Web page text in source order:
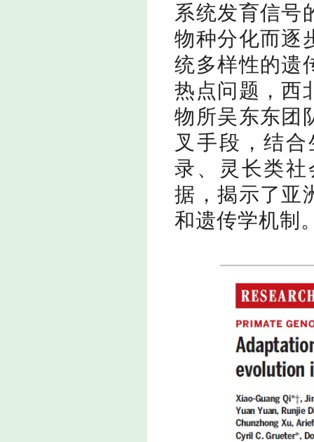
系统发育信号
物种分化而逐
统多样性的遗
热点问题，西
物所吴东东团
叉手段，结
录、灵长类
据，揭示了亚
和遗传学机制